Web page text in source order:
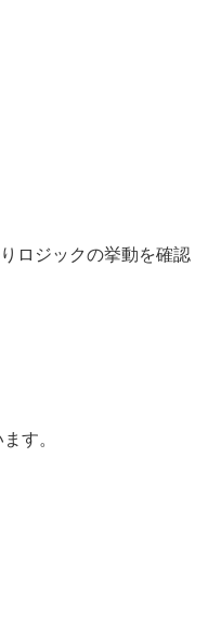
ロジックの挙動を確認
す。